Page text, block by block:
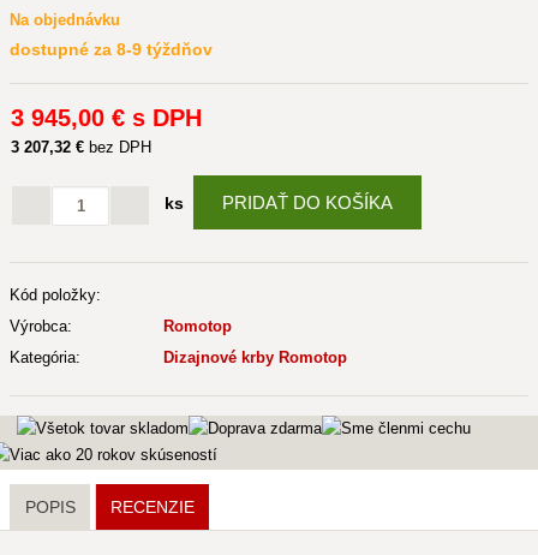
Na objednávku
dostupné za 8-9 týždňov
3 945,00 € s DPH
3 207,32 € bez DPH
ks PRIDAŤ DO KOŠÍKA
Kód položky:
Výrobca:
Romotop
Kategória:
Dizajnové krby Romotop
POPIS RECENZIE